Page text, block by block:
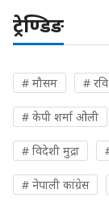
ट्रेण्डिङ
# मौसम #
# केपी शर्मा ओली
# विदेशी मुद्रा
# नेपाली कांग्रेस